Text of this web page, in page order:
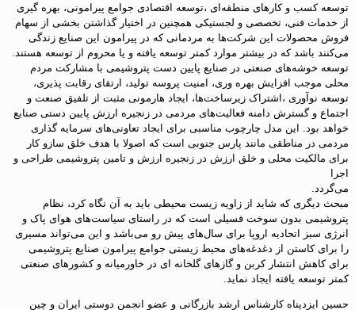
توسعه کسب و کارهای منطقه‌ای ،توسعه اقتصادی جوامع پیرامونی، بهره گیری
از خدمات فنی، تخصصی و لجستیکی همچنین در اختیار گذاشتن بخشی از سهام
فروش محصولات این شرکت‌ها به مردمانی که در پیرامون این صنایع زندگی
می‌کنند باشد که در بیشتر موارد کمتر توسعه یافته و یا محروم از توسعه هستند.
توسعه خوشه‌های صنعتی در صنایع پایین دست پتروشیمی با مشارکت مردم
محلی موجب افزایش بهره وری، امنیت پروسه تولید، ارتقای رقابت پذیری،
توسعه نوآوری ،اشتراک زیرساخت‌ها، ایجاد هارمونی مثبت از تلفیق صنعت و
اجتماع و گسترش دامنه فعالیت‌های مردمی در زنجیره ارزش پایین دستی صنایع
خواهد بود. این مدل چارچوب مناسبی برای ایجاد تعاونی‌های سرمایه گذاری
مردمی در مناطقی مانند پارس جنوبی است که اصولا با هدف خلق سازو کار
برای مالکیت محلی و خلق ارزش در زنجیره ارزش و تامین پتروشیمی طراحی و
اجرا
می‌گردد.
مبحث دیگری که شاید از زاویه زیست محیطی باید به آن نگاه کرد، نظام
پتروشیمی بدون سوخت فسیلی است که در راستای سیاست‌های هوای پاک و
انرژی سبز اتحادیه اروپا برای سال‌های پیش رو می‌باشد و این می‌تواند مسیری
را برای کاستن از دغدغه‌های محیط زیستی جوامع پیرامون صنایع پتروشیمی
برای کاهش انتشار کربن و گازهای گلخانه ای در خاورمیانه و کشورهای صنعتی
کمتر توسعه یافته ایجاد نماید.
حسین ایزدپناه کارشناس ارشد بازرگانی و عضو انجمن دوستی ایران و چین